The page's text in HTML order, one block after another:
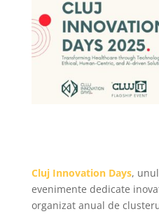
Cluj Innovation Days,
evenimente dedicate
organizat anual de